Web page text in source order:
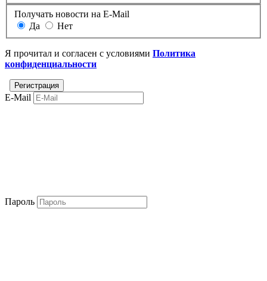
Получать новости на E-Mail
Да
Нет
Я прочитал и согласен с условиями Политика
конфиденциальности
E-Mail
Пароль